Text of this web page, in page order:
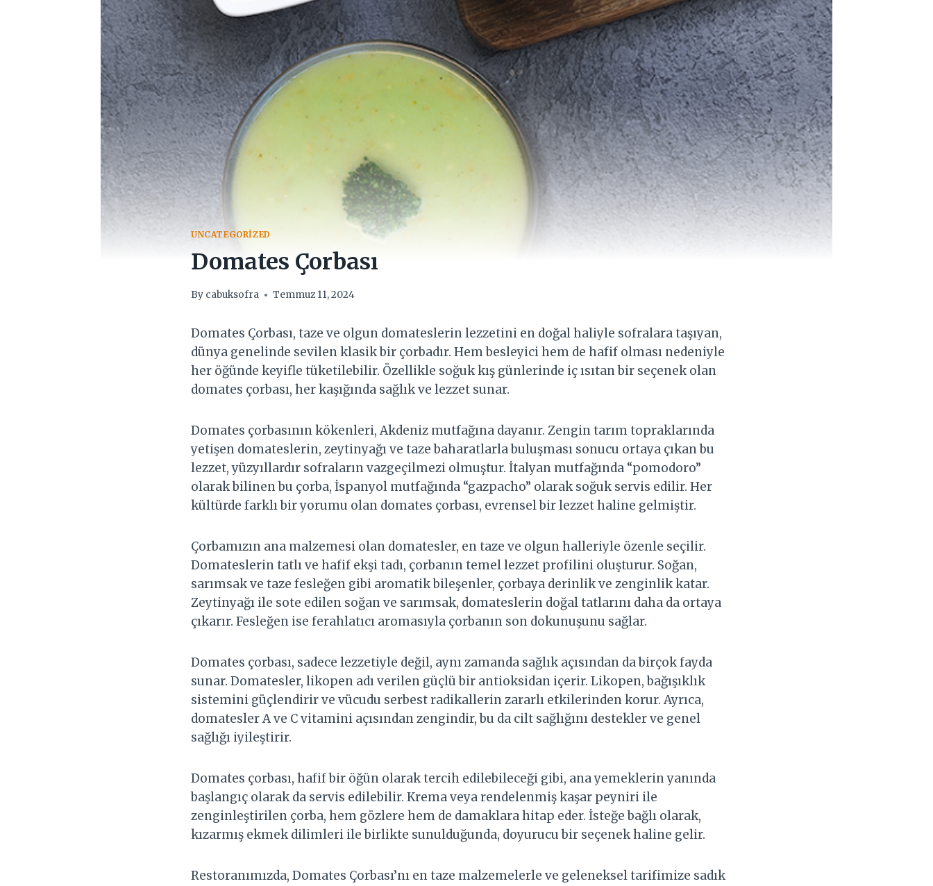
UNCATEGORIZED
Domates Çorbası
By cabuksofra Temmuz 11, 2024
Domates Çorbası, taze ve olgun domateslerin lezzetini en doğal haliyle sofralara taşıyan,
dünya genelinde sevilen klasik bir çorbadır. Hem besleyici hem de hafif olması nedeniyle
her öğünde keyifle tüketilebilir. Özellikle soğuk kış günlerinde iç ısıtan bir seçenek olan
domates çorbası, her kaşığında sağlık ve lezzet sunar.
Domates çorbasının kökenleri, Akdeniz mutfağına dayanır. Zengin tarım topraklarında
yetişen domateslerin, zeytinyağı ve taze baharatlarla buluşması sonucu ortaya çıkan bu
lezzet, yüzyıllardır sofraların vazgeçilmezi olmuştur. İtalyan mutfağında “pomodoro”
olarak bilinen bu çorba, İspanyol mutfağında “gazpacho” olarak soğuk servis edilir. Her
kültürde farklı bir yorumu olan domates çorbası, evrensel bir lezzet haline gelmiştir.
Çorbamızın ana malzemesi olan domatesler, en taze ve olgun halleriyle özenle seçilir.
Domateslerin tatlı ve hafif ekşi tadı, çorbanın temel lezzet profilini oluşturur. Soğan,
sarımsak ve taze fesleğen gibi aromatik bileşenler, çorbaya derinlik ve zenginlik katar.
Zeytinyağı ile sote edilen soğan ve sarımsak, domateslerin doğal tatlarını daha da ortaya
çıkarır. Fesleğen ise ferahlatıcı aromasıyla çorbanın son dokunuşunu sağlar.
Domates çorbası, sadece lezzetiyle değil, aynı zamanda sağlık açısından da birçok fayda
sunar. Domatesler, likopen adı verilen güçlü bir antioksidan içerir. Likopen, bağışıklık
sistemini güçlendirir ve vücudu serbest radikallerin zararlı etkilerinden korur. Ayrıca,
domatesler A ve C vitamini açısından zengindir, bu da cilt sağlığını destekler ve genel
sağlığı iyileştirir.
Domates çorbası, hafif bir öğün olarak tercih edilebileceği gibi, ana yemeklerin yanında
başlangıç olarak da servis edilebilir. Krema veya rendelenmiş kaşar peyniri ile
zenginleştirilen çorba, hem gözlere hem de damaklara hitap eder. İsteğe bağlı olarak,
kızarmış ekmek dilimleri ile birlikte sunulduğunda, doyurucu bir seçenek haline gelir.
Restoranımızda, Domates Çorbası’nı en taze malzemelerle ve geleneksel tarifimize sadık